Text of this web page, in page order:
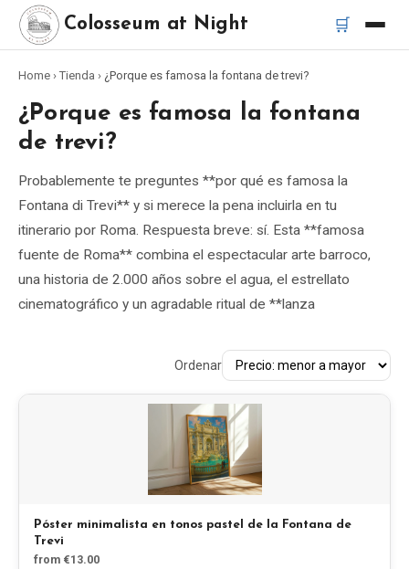
Colosseum at Night 🛒
Inicio
Mejores tours
Mejores tours nocturnos del Coliseo
Mejores tours en Roma
Catacumbas de Roma
Todos los recuerdos
Home › Tienda › ¿Porque es famosa la fontana de trevi?
¿Porque es famosa la fontana
de trevi?
Probablemente te preguntes **por qué es famosa la
Fontana di Trevi** y si merece la pena incluirla en tu
itinerario por Roma. Respuesta breve: sí. Esta **famosa
fuente de Roma** combina el espectacular arte barroco,
una historia de 2.000 años sobre el agua, el estrellato
cinematográfico y un agradable ritual de **lanza
Ordenar
Póster minimalista en tonos pastel de la Fontana de
Trevi
from €13.00